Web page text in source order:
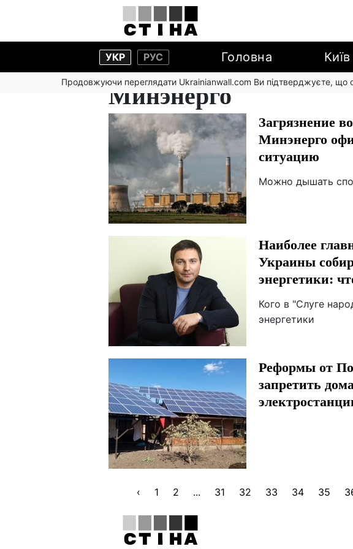
УКР РУС Головна Київ
Продовжуючи переглядати Ukrainianwall.com Ви підтверджуєте, що
Минэнерго
Загрязнение
Минэнерго
ситуацию
Можно дышать
Наиболее
Украины
энергетики:
Кого в "Слуге
энергетики
Реформы от
запретить
‹ 1 2 ... 31 32 33 34 35